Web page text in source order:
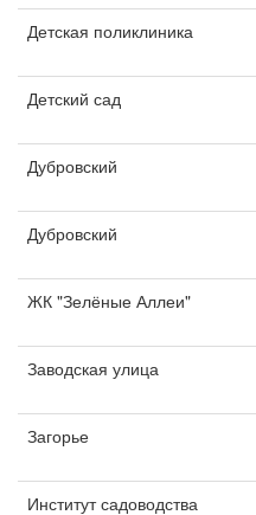
Детская поликлиника
Детский сад
Дубровский
Дубровский
ЖК "Зелёные Аллеи"
Заводская улица
Загорье
Институт садоводства